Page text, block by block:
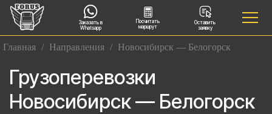
Заказать в
Whatsapp
Посчитать
маршрут
Оставить
заявку
Главная / Направления / Новосибирск — Белогорск
Грузоперевозки
Новосибирск — Белогорск